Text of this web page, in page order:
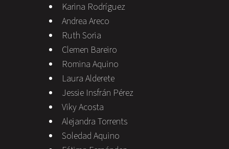
Karina Rodríguez
Andrea Areco
Ruth Soria
Clemen Bareiro
Romina Aquino
Laura Alderete
Jessie Insfrán Pérez
Viky Acosta
Alejandra Torrents
Soledad Aquino